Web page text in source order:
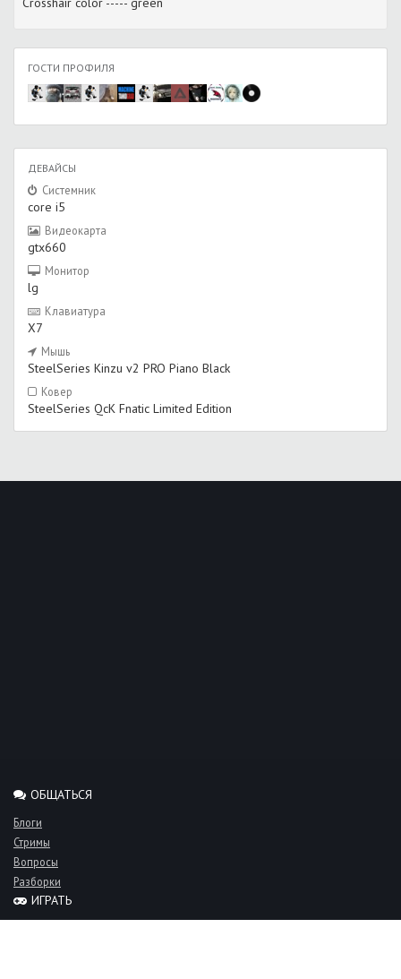
ГОСТИ ПРОФИЛЯ
ДЕВАЙСЫ
Системник
core i5
Видеокарта
gtx660
Монитор
lg
Клавиатура
X7
Мышь
SteelSeries Kinzu v2 PRO Piano Black
Ковер
SteelSeries QcK Fnatic Limited Edition
ОБЩАТЬСЯ
Блоги
Стримы
Вопросы
Разборки
ИГРАТЬ